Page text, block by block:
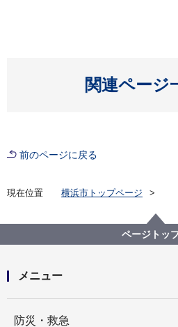
関連ページ
開
前のページに戻る
現在位置
横浜市トップページ
健康
介護保険の負担限度額認定
資産はどういったものが対
ページトッ
メニュー
防災・救急